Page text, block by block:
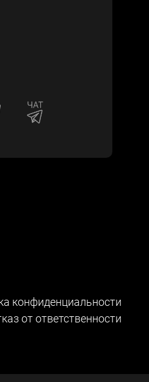
конфиденциальности
от ответственности